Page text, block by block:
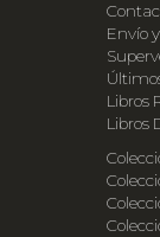
Envío
Libros
Libros